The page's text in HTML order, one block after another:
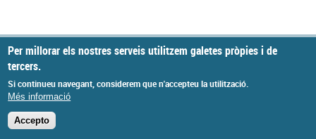
Per millorar els nostres serveis utilitzem galetes pròpies i de
tercers.
Si continueu navegant, considerem que n'accepteu la utilització.
Més informació
Accepto